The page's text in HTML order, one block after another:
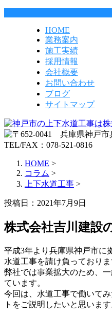
HOME
業務案内
施工実績
採用情報
会社概要
お問い合わせ
ブログ
サイトマップ
HOME >
コラム >
上下水道工事 >
投稿日：2021年7月9日
株式会社吉川建設
平成3年より兵庫県神戸市に
水道工事を請け負っており
弊社では事業拡大のため、
ています。
今回は、水道工事で働いて
トをご説明したいと思います